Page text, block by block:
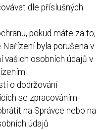
dle příslušných
pokud máte za to,
Nařízení byla porušena v
vašich osobních údajů v
o dodržování
se zpracováním
na Správce nebo na
údajů